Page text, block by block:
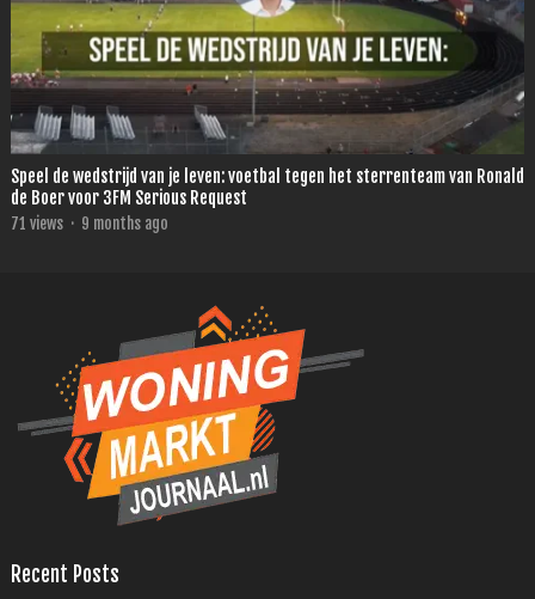
Speel de wedstrijd van je leven: voetbal tegen het sterrenteam van Ronald
de Boer voor 3FM Serious Request
71 views · 9 months ago
Recent Posts